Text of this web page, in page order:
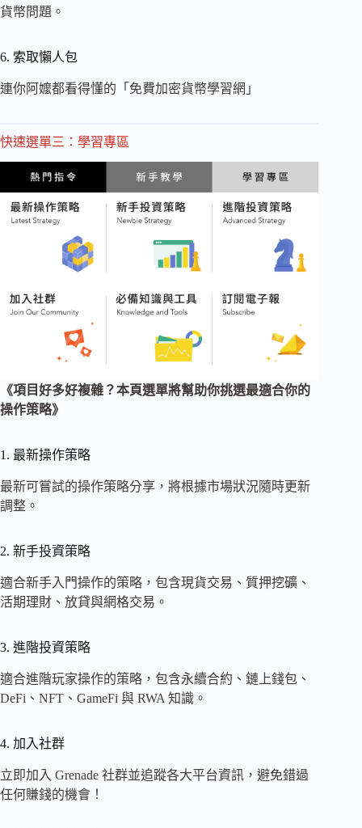
貨幣問題。
6. 索取懶人包
連你阿嬤都看得懂的「免費加密貨幣學習網」
快速選單三：學習專區
《項目好多好複雜？本頁選單將幫助你挑選最適合你的
操作策略》
1. 最新操作策略
最新可嘗試的操作策略分享，將根據市場狀況隨時更新
調整。
2. 新手投資策略
適合新手入門操作的策略，包含現貨交易、質押挖礦、
活期理財、放貸與網格交易。
3. 進階投資策略
適合進階玩家操作的策略，包含永續合約、鏈上錢包、
DeFi、NFT、GameFi 與 RWA 知識。
4. 加入社群
立即加入 Grenade 社群並追蹤各大平台資訊，避免錯過
任何賺錢的機會！